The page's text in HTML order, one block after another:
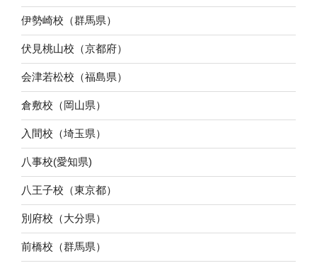
伊勢崎校（群馬県）
伏見桃山校（京都府）
会津若松校（福島県）
倉敷校（岡山県）
入間校（埼玉県）
八事校(愛知県)
八王子校（東京都）
別府校（大分県）
前橋校（群馬県）